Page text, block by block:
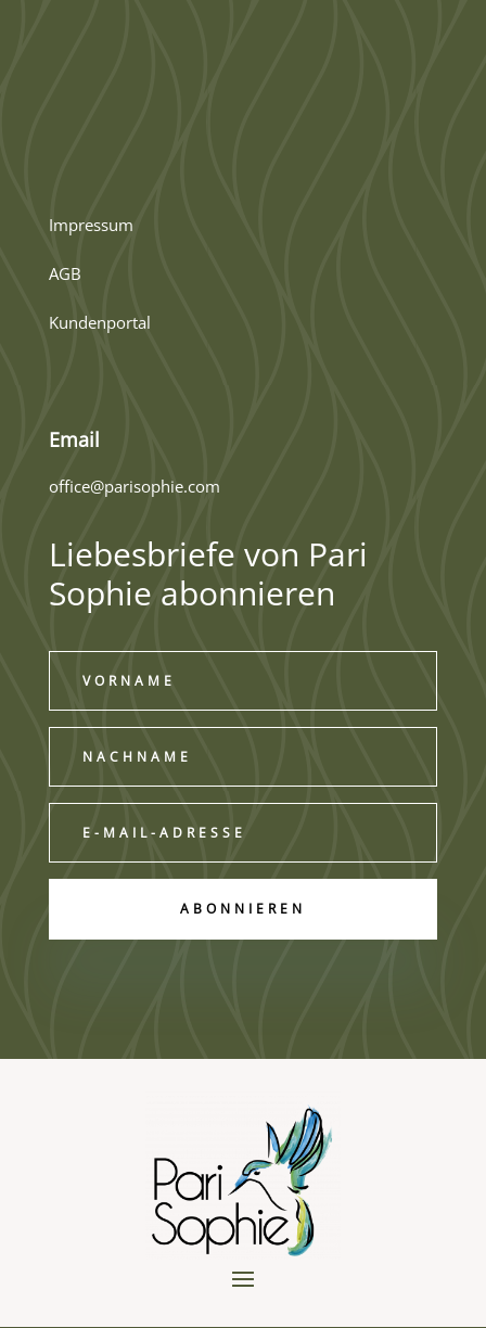
Impressum
AGB
Kundenportal
Email
office@parisophie.com
Liebesbriefe von Pari
Sophie abonnieren
ABONNIEREN